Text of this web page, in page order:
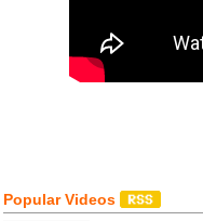
Popular Videos